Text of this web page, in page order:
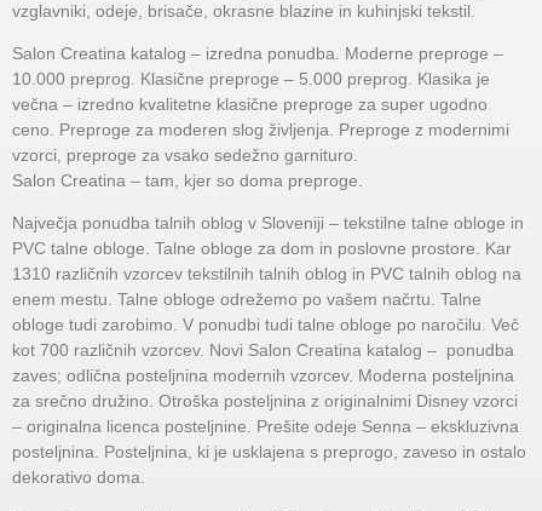
vzglavniki, odeje, brisače, okrasne blazine in kuhinjski tekstil.
Salon Creatina katalog – izredna ponudba. Moderne preproge –
10.000 preprog. Klasične preproge – 5.000 preprog. Klasika je
večna – izredno kvalitetne klasične preproge za super ugodno
ceno. Preproge za moderen slog življenja. Preproge z modernimi
vzorci, preproge za vsako sedežno garnituro.
Salon Creatina – tam, kjer so doma preproge.
Največja ponudba talnih oblog v Sloveniji – tekstilne talne obloge in
PVC talne obloge. Talne obloge za dom in poslovne prostore. Kar
1310 različnih vzorcev tekstilnih talnih oblog in PVC talnih oblog na
enem mestu. Talne obloge odrežemo po vašem načrtu. Talne
obloge tudi zarobimo. V ponudbi tudi talne obloge po naročilu. Več
kot 700 različnih vzorcev. Novi Salon Creatina katalog – ponudba
zaves; odlična posteljnina modernih vzorcev. Moderna posteljnina
za srečno družino. Otroška posteljnina z originalnimi Disney vzorci
– originalna licenca posteljnine. Prešite odeje Senna – ekskluzivna
posteljnina. Posteljnina, ki je usklajena s preprogo, zaveso in ostalo
dekorativo doma.